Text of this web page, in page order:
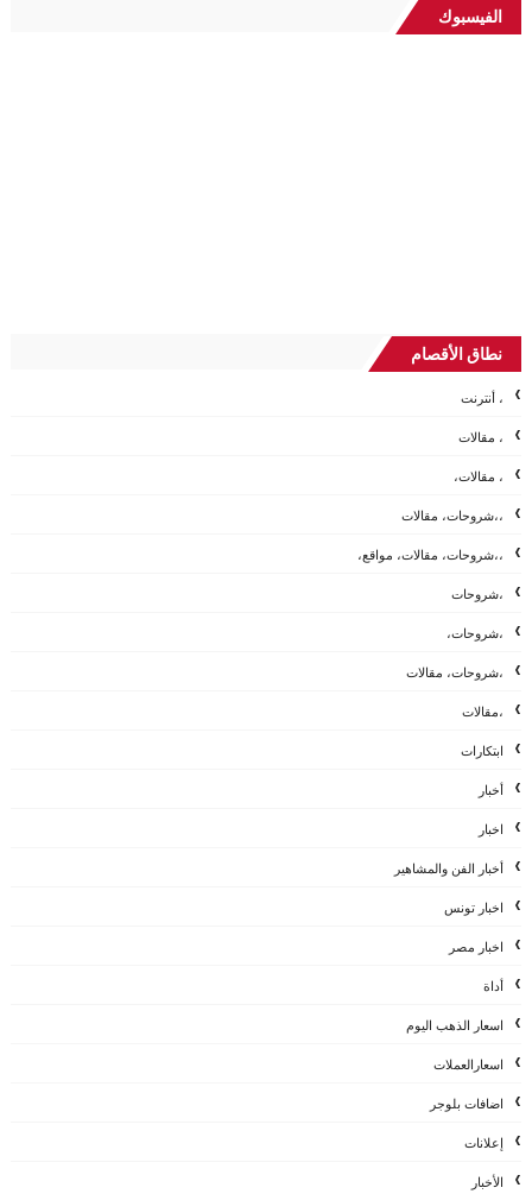
الفيسبوك
نطاق الأقصام
، أنترنت
، مقالات
، مقالات،
،،شروحات، مقالات
،،شروحات، مقالات، مواقع،
،شروحات
،شروحات،
،شروحات، مقالات
،مقالات
ابتكارات
أخبار
اخبار
أخبار الفن والمشاهير
اخبار تونس
اخبار مصر
أداة
اسعار الذهب اليوم
اسعارالعملات
اضافات بلوجر
إعلانات
الأخبار